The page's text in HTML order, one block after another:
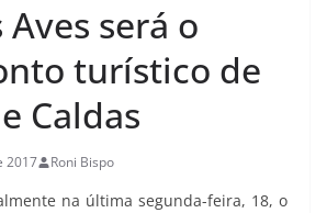
Aves será o
turístico de
Caldas
2017 Roni Bispo
na última segunda-feira, 18, o